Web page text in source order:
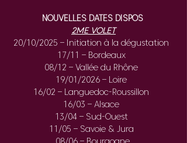
NOUVELLES DATES DISPOS
2ME VOLET
20/10/2025 – Initiation à la dégustation
17/11 – Bordeaux
08/12 – Vallée du Rhône
19/01/2026 – Loire
16/02 – Languedoc-Roussillon
16/03 – Alsace
13/04 – Sud-Ouest
11/05 – Savoie & Jura